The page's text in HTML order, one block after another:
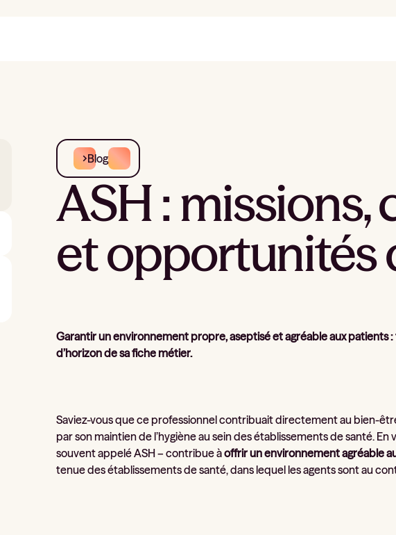
Blog
ASH :
et opportunités
Garantir un environnement propre, aseptisé et agréable aux patients :
d’horizon de sa fiche métier.
Saviez-vous que ce professionnel contribuait directement au bien-
par son maintien de l’hygiène au sein des établissements de santé.
souvent appelé ASH – contribue àoffrir un environnement agréable
tenue des établissements de santé, dans lequel les agents sont au